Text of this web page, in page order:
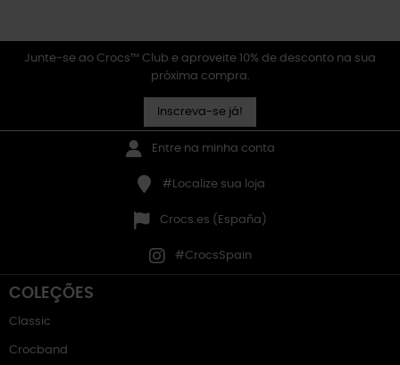
Junte-se ao Crocs™ Club e aproveite 10% de desconto na sua
próxima compra.
Inscreva-se já!
Entre na minha conta
#Localize sua loja
Crocs.es (España)
#CrocsSpain
COLEÇÕES
Classic
Crocband